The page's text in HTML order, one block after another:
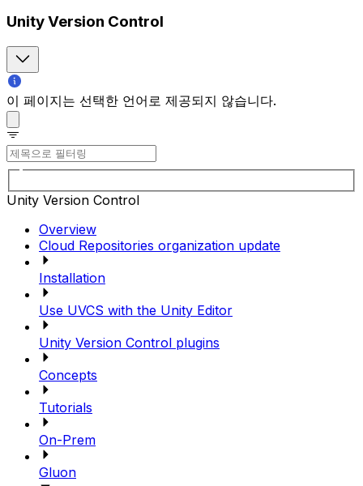
Unity Version Control
이 페이지는 선택한 언어로 제공되지 않습니다.
Unity Version Control
Overview
Cloud Repositories organization update
Installation
Use UVCS with the Unity Editor
Unity Version Control plugins
Concepts
Tutorials
On-Prem
Gluon